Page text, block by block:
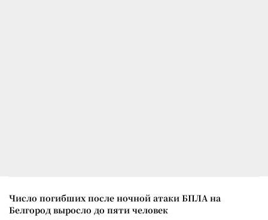
Число погибших после ночной атаки БПЛА на
Белгород выросло до пяти человек